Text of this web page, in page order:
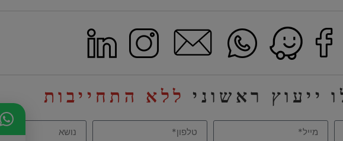
ייעוץ ראשוני ללא התחייבות